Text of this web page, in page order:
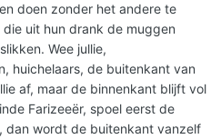
doen zonder het andere te
uit hun drank de muggen
Wee jullie,
huichelaars, de buitenkant van
af, maar de binnenkant blijft vol
Farizeeër, spoel eerst de
dan wordt de buitenkant vanzelf